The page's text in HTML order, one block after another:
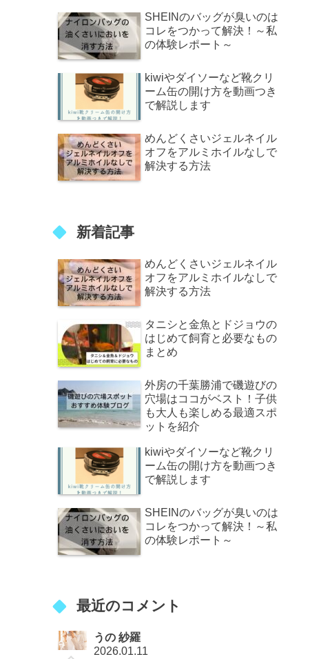
SHEINのバッグが臭いのは
コレをつかって解決！～私
の体験レポート～
kiwiやダイソーなど靴クリ
ーム缶の開け方を動画つき
で解説します
めんどくさいジェルネイル
オフをアルミホイルなしで
解決する方法
新着記事
めんどくさいジェルネイル
オフをアルミホイルなしで
解決する方法
タニシと金魚とドジョウの
はじめて飼育と必要なもの
まとめ
外房の千葉勝浦で磯遊びの
穴場はココがベスト！子供
も大人も楽しめる最適スポ
ットを紹介
kiwiやダイソーなど靴クリ
ーム缶の開け方を動画つき
で解説します
SHEINのバッグが臭いのは
コレをつかって解決！～私
の体験レポート～
最近のコメント
うの 紗羅
2026.01.11